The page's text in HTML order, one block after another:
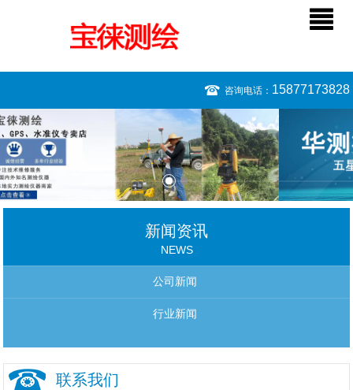
咨询电话： 15877173828
新闻资讯
NEWS
公司新闻
行业新闻
联系我们